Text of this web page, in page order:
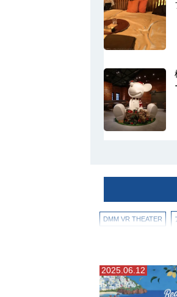
DMM VR THEATER
ヨコ
帆船日本丸（日本丸メ
2025.06.12